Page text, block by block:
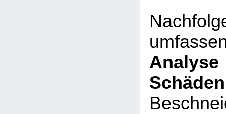
Schäden